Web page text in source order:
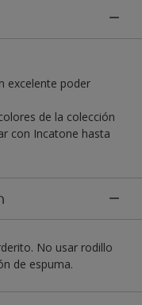
excelente poder
de la colección
con Incatone hasta
No usar rodillo
de espuma.